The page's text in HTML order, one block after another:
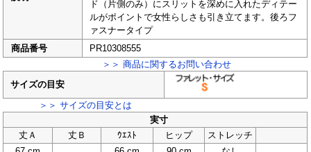
ド（片側のみ）にスリットを深めに入れたディテー
ルがポイントで女性らしさも引き立てます。後ろフ
ァスナータイプ
商品番号
PR10308555
＞＞ 商品に関するお問い合わせ
サイズの目安
＞＞ サイズの目安とは
実寸
丈Ａ
丈Ｂ ｳｴｽﾄ ヒップ
ストレッチ